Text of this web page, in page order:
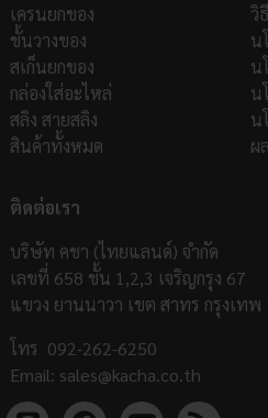
เครนยกของ
ชั้นวางของ
สเก็นยกของ
กล่องใส่อะไหล่
สลิง สายสลิง
สินค้าทั้งหมด
วิ
น
น
น
น
ผ
ติดต่อเรา
บริษัท คชา (ไทยแลนด์) จำกัด
เลขที่ 658 ชั้น 1,2,3 เจริญกรุง 67
แขวง ยานนาวา เขต สาทร กรุงเทพ
โทร 092-262-6250
Email: sales@kacha.co.th